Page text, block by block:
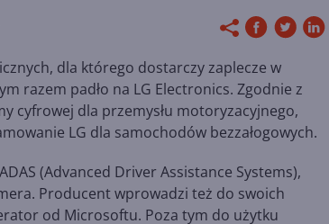
dla którego dostarczy zaplecze w
razem padło na LG Electronics. Zgodnie z
cyfrowej dla przemysłu motoryzacyjnego,
LG dla samochodów bezzałogowych.
(Advanced Driver Assistance Systems),
Producent wprowadzi też do swoich
od Microsoftu. Poza tym do użytku